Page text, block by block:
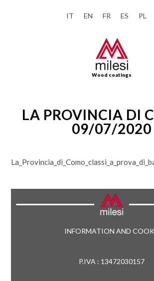
IT EN FR ES PL
Wood coatings
LA PROVINCIA DI
09/07/2020
INFORMATION AND
P.IVA : 13472030157